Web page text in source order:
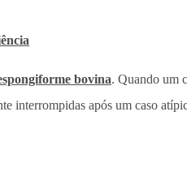
bovina. Quando um
interrompidas após um caso